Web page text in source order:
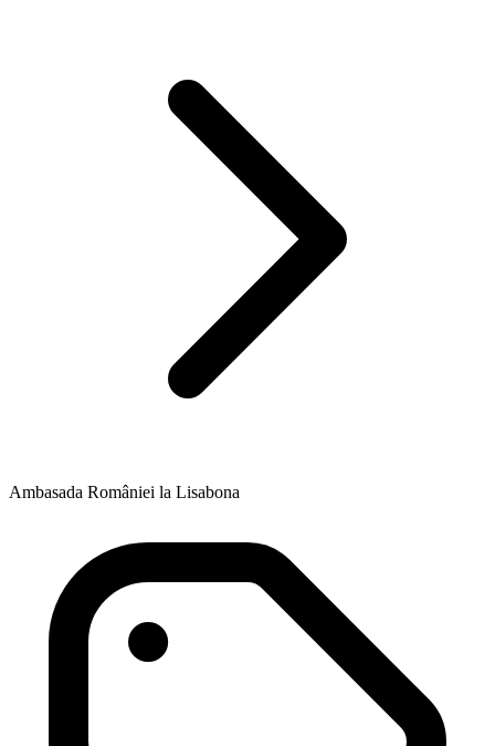
Ambasada României la Lisabona